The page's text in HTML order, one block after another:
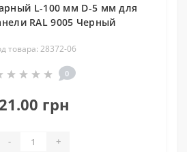
L-100 мм D-5 мм для
RAL 9005 Черный
товара: 28372-06
0
21.00 грн
- +